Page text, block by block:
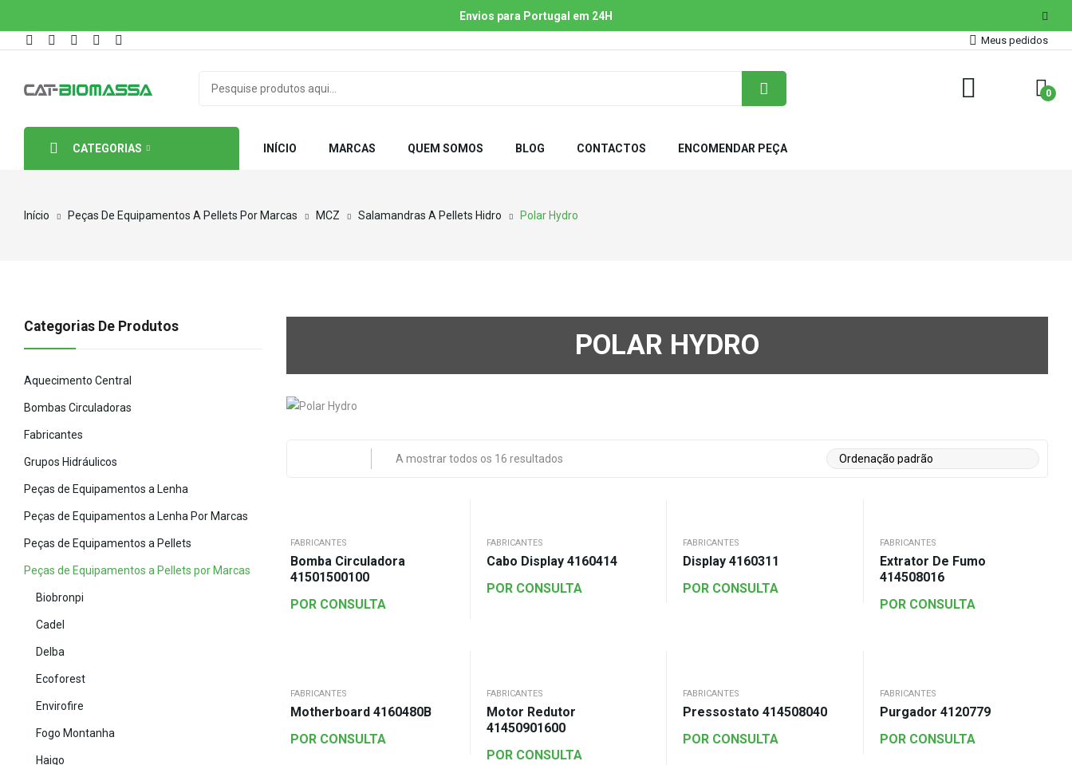
Envios para Portugal em 24H
Meus pedidos
0
CATEGORIAS INÍCIO MARCAS QUEM SOMOS BLOG CONTACTOS ENCOMENDAR PEÇA
Início Peças De Equipamentos A Pellets Por Marcas MCZ Salamandras A Pellets Hidro Polar Hydro
POLAR HYDRO
A mostrar todos os 16 resultados
FABRICANTES
Bomba Circuladora
41501500100
POR CONSULTA
FABRICANTES
Cabo Display 4160414
POR CONSULTA
FABRICANTES
Display 4160311
POR CONSULTA
FABRICANTES
Extrator De Fumo
414508016
POR CONSULTA
FABRICANTES
Motherboard 4160480B
POR CONSULTA
FABRICANTES
Motor Redutor
41450901600
POR CONSULTA
FABRICANTES
Pressostato 414508040
POR CONSULTA
FABRICANTES
Purgador 4120779
POR CONSULTA
Categorias De Produtos
Aquecimento Central
Bombas Circuladoras
Fabricantes
Grupos Hidráulicos
Peças de Equipamentos a Lenha
Peças de Equipamentos a Lenha Por Marcas
Peças de Equipamentos a Pellets
Peças de Equipamentos a Pellets por Marcas
Biobronpi
Cadel
Delba
Ecoforest
Envirofire
Fogo Montanha
Haigo